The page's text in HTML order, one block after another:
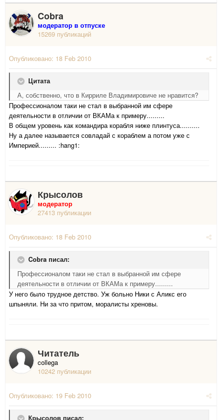
Cobra
модератор в отпуске
15269 публикаций
Опубликовано: 18 Feb 2010
Цитата
А, собственно, что в Кирриле Владимировиче не нравится?
Профессионалом таки не стал в выбранной им сфере
деятельности в отличии от ВКАМа к примеру.........
В общем уровень как командира корабля ниже плинтуса..........
Ну а далее называется совладай с кораблем а потом уже с
Империей......... :hang1:
Крысолов
модератор
27413 публикации
Опубликовано: 18 Feb 2010
Cobra писал:
Профессионалом таки не стал в выбранной им сфере
деятельности в отличии от ВКАМа к примеру.........
У него было трудное детство. Уж больно Ники с Аликс его
шпыняли. Ни за что притом, моралисты хреновы.
Читатель
collega
10242 публикации
Опубликовано: 19 Feb 2010
Крысолов писал: